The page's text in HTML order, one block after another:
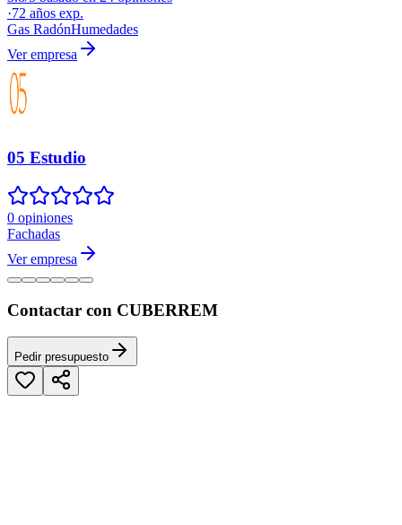
·72 años exp.
Gas RadónHumedades
Ver empresa
05 Estudio
0 opiniones
Fachadas
Ver empresa
Contactar con CUBERREM
Pedir presupuesto